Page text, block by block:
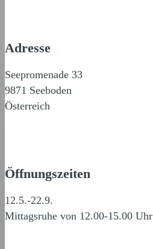
Adresse
Seepromenade 33
9871 Seeboden
Österreich
Öffnungszeiten
12.5.-22.9.
Mittagsruhe von 12.00-15.00 Uhr